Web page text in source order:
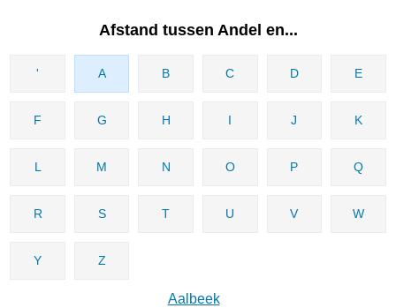
Afstand tussen Andel en...
' A B C D E
F G H I J K
L M N O P Q
R S T U V W
Y Z
Aalbeek